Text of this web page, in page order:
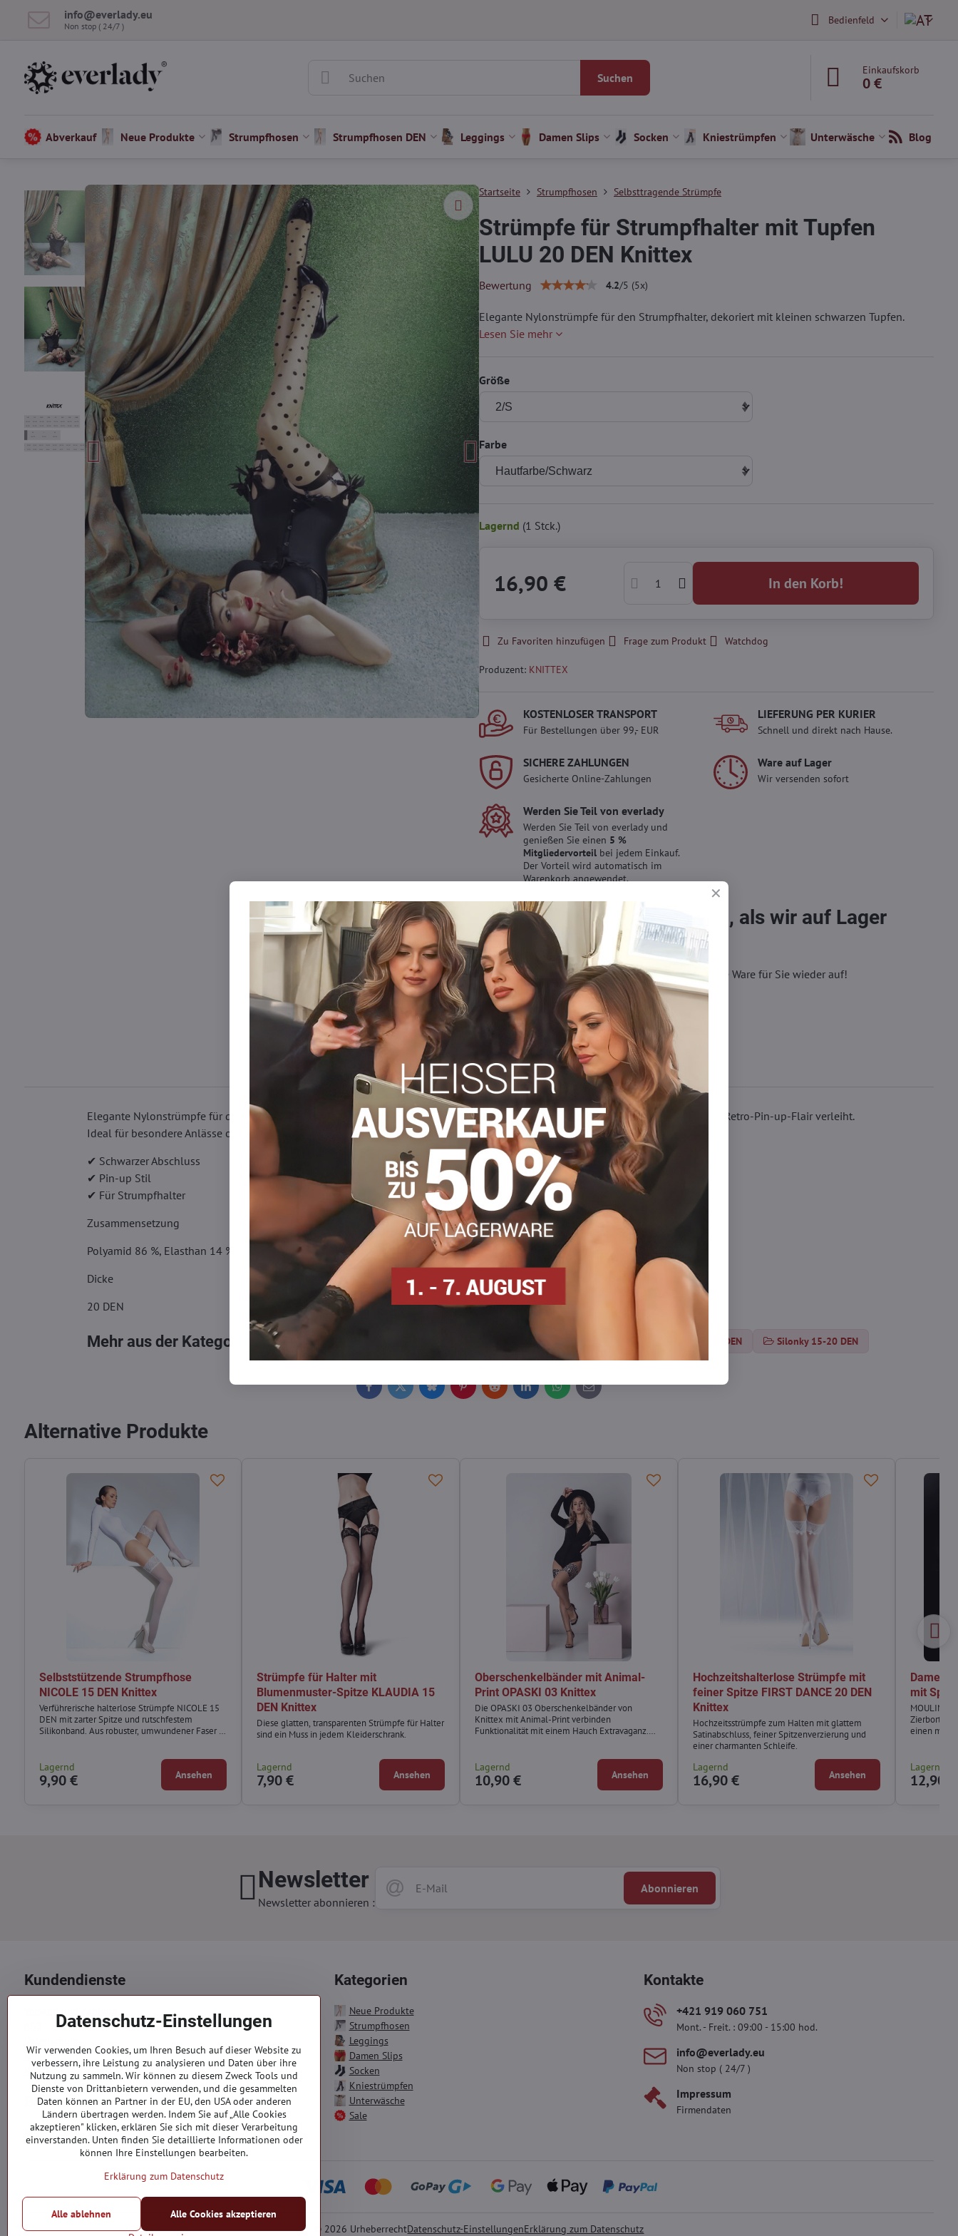
info​@everlady​.eu
Non stop ( 24/7 ) Bedienfeld
Suchen
Einkaufskorb
0 €
Abverkauf Neue Produkte Strumpfhosen Strumpfhosen DEN Leggings Damen Slips Socken Kniestrümpfen Unterwäsche Blog
Startseite Strumpfhosen Selbsttragende Strümpfe
Strümpfe für Strumpfhalter mit Tupfen
LULU 20 DEN Knittex
Bewertung 4.2/5 (5x)
Elegante Nylonstrümpfe für den Strumpfhalter, dekoriert mit kleinen schwarzen Tupfen.
Lesen Sie mehr
Größe
Farbe
Lagernd (1 Stck.)
16,90 € In den Korb!
Zu Favoriten hinzufügen Frage zum Produkt Watchdog
Produzent: KNITTEX
KOSTENLOSER TRANSPORT
Für Bestellungen über 99,- EUR
LIEFERUNG PER KURIER
Schnell und direkt nach Hause.
SICHERE ZAHLUNGEN
Gesicherte Online-Zahlungen
Ware auf Lager
Wir versenden sofort
Werden Sie Teil von everlady
Werden Sie Teil von everlady und
genießen Sie einen 5 %
Mitgliedervorteilbei jedem Einkauf.
Der Vorteil wird automatisch im
Warenkorb angewendet.
Möchten Sie mehr bestellen, als wir auf Lager
haben?
Zögern Sie nicht, uns zu kontaktieren, wir füllen die Ware für Sie wieder auf!
info​@everlady​.eu
Beschreibung Bewertungen 0 Diskussion 0
Elegante Nylonstrümpfe für den Strumpfhalter, dekoriert mit kleinen schwarzen Tupfen. Mit schwarzem Abschluss, der Charme und Retro-Pin-up-Flair verleiht.
Ideal für besondere Anlässe oder um den femininen Stil auch im Alltag hervorzuheben.
✔ Schwarzer Abschluss
✔ Pin-up Stil
✔ Für Strumpfhalter
Zusammensetzung
Polyamid 86 %, Elasthan 14 %
Dicke
20 DEN
Mehr aus der Kategorie Strumpfhosen Strumpfhosen DEN Strumpfhosen 15-20 DEN Silonky 15-20 DEN
FacebookTwitterBlueskyPinterestRedditLinkedInWhatsApp
E-
mail
Alternative Produkte
Selbststützende Strumpfhose
NICOLE 15 DEN Knittex
Verführerische halterlose Strümpfe NICOLE 15
DEN mit zarter Spitze und rutschfestem
Silikonband. Aus robuster, umwundener Faser –
Lagernd
9,90 € Ansehen
Strümpfe für Halter mit
Blumenmuster-Spitze KLAUDIA 15
DEN Knittex
Diese glatten, transparenten Strümpfe für Halter
sind ein Muss in jedem Kleiderschrank.
Lagernd
7,90 € Ansehen
Oberschenkelbänder mit Animal-
Print OPASKI 03 Knittex
Die OPASKI 03 Oberschenkelbänder von
Knittex mit Animal-Print verbinden
Funktionalität mit einem Hauch Extravaganz.
Verrutschen.
Lagernd
10,90 € Ansehen
Hochzeitshalterlose Strümpfe mit
feiner Spitze FIRST DANCE 20 DEN
Knittex
Hochzeitsstrümpfe zum Halten mit glattem
Satinabschluss, feiner Spitzenverzierung und
einer charmanten Schleife.
Lagernd
16,90 € Ansehen
Damen
mit
MOULIN
Zierborte
einen
Lagernd
12,90 €
Newsletter
Newsletter abonnieren :
Abonnieren
Kundendienste
Reklamation
Kontakte
Bestellungen
Bestellstatus
Kategorien
Neue Produkte
Strumpfhosen
Leggings
Damen Slips
Socken
Kniestrümpfen
Unterwäsche
Sale
Kontakte
+421 919 060 751
Mont. - Freit. : 09:00 - 15:00 hod.
info​@everlady​.eu
Non stop ( 24/7 )
Impressum
Firmendaten
© 2026 UrheberrechtDatenschutz-EinstellungenErklärung zum Datenschutz
Datenschutz-Einstellungen
Wir verwenden Cookies, um Ihren Besuch auf dieser Website zu
verbessern, ihre Leistung zu analysieren und Daten über ihre
Nutzung zu sammeln. Wir können zu diesem Zweck Tools und
Dienste von Drittanbietern verwenden, und die gesammelten
Daten können an Partner in der EU, den USA oder anderen
Ländern übertragen werden. Indem Sie auf „Alle Cookies
akzeptieren" klicken, erklären Sie sich mit dieser Verarbeitung
einverstanden. Unten finden Sie detaillierte Informationen oder
können Ihre Einstellungen bearbeiten.
Erklärung zum Datenschutz
Alle Cookies akzeptieren
Alle ablehnen